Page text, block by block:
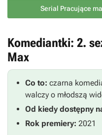
Serial Pracujące
Komediantki: 2.
Max
Co to: czarna
walczy o młodszą
Od kiedy dostępny
Rok premiery: 2021